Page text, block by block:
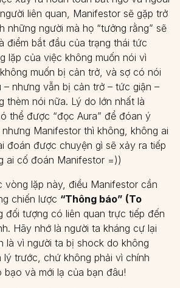
liên quan, Manifestor sẽ gặp trở
những người mà họ “tưởng rằng” sẽ
điểm bắt đầu của trạng thái tức
lặp của việc không muốn nói vì
muốn bị cản trở, và sợ có nói
– nhưng vẫn bị cản trở – tức giận –
thèm nói nữa. Lý do lớn nhất là
thể được “đọc Aura” để đóan ý
Manifestor thì không, không ai
đoán được chuyện gì sẽ xảy ra tiếp
ai cố đoán Manifestor =))
vòng lặp này, điều Manifestor cần
chiến lược “Thông báo” (To
đối tượng có liên quan trực tiếp đến
Hãy nhớ là người ta kháng cự lại
là vì người ta bị shock do không
lý trước, chứ không phải vì chính
và mới lạ của bạn đâu!